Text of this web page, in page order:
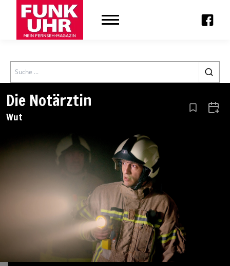
Search
Die Notärztin
Wut Aus den